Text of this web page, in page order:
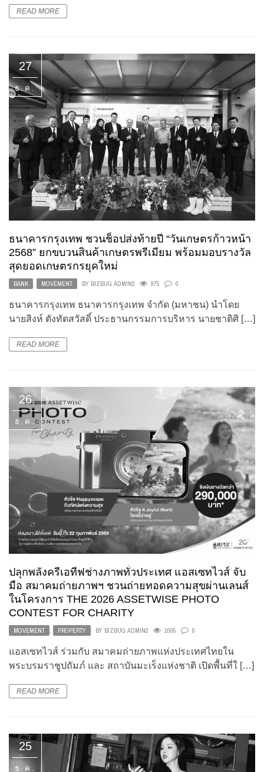
READ MORE
27
ธ.ค.
ธนาคารกรุงเทพ ชวนช็อปส่งท้ายปี “วันเกษตรก้าวหน้า
2568” ยกขบวนสินค้าเกษตรพรีเมียม พร้อมมอบรางวัล
สุดยอดเกษตรกรยุคใหม่
BANK , MOVEMENT BY BIZBUG ADMIN2 975 0
ธนาคารกรุงเทพ ธนาคารกรุงเทพ จำกัด (มหาชน) นำโดย
นายสิงห์ ตังทัตสวัสดิ์ ประธานกรรมการบริหาร นายชาติศิ […]
READ MORE
26
ธ.ค.
ปลุกพลังครีเอทีฟช่างภาพทั่วประเทศ แอสเซทไวส์ จับ
มือ สมาคมถ่ายภาพฯ ชวนถ่ายทอดความสุขผ่านเลนส์
ในโครงการ THE 2026 ASSETWISE PHOTO
CONTEST FOR CHARITY
MOVEMENT , PROPERTY BY BIZBUG ADMIN2 1005 0
แอสเซทไวส์ ร่วมกับ สมาคมถ่ายภาพแห่งประเทศไทยใน
พระบรมราชูปถัมภ์ และ สถาบันมะเร็งแห่งชาติ เปิดพื้นที่ใ […]
READ MORE
25
ธ.ค.